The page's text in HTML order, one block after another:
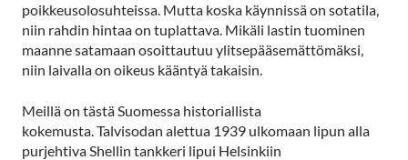
poikkeusolosuhteissa. Mutta koska käynnissä on sotatila,
niin rahdin hintaa on tuplattava. Mikäli lastin tuominen
maanne satamaan osoittautuu ylitsepääsemättömäksi,
niin laivalla on oikeus kääntyä takaisin.
Meillä on tästä Suomessa historiallista
kokemusta. Talvisodan alettua 1939 ulkomaan lipun alla
purjehtiva Shellin tankkeri lipui Helsinkiin